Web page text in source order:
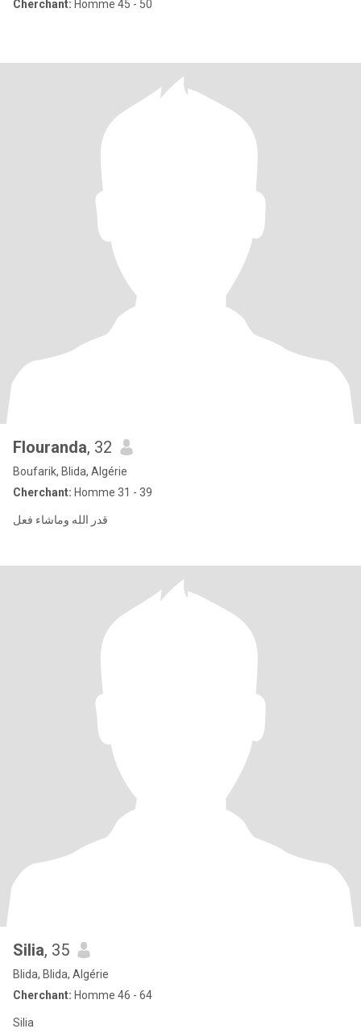
Cherchant: Homme 45 - 50
Flouranda, 32
Boufarik, Blida, Algérie
Cherchant: Homme 31 - 39
قدر الله وماشاء فعل
Silia, 35
Blida, Blida, Algérie
Cherchant: Homme 46 - 64
Silia